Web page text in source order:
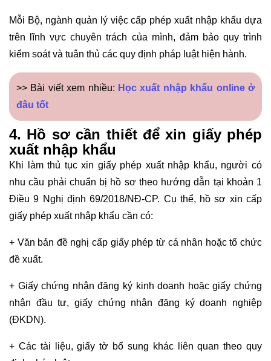
Mỗi Bộ, ngành quản lý việc cấp phép xuất nhập khẩu dựa
trên lĩnh vực chuyên trách của mình, đảm bảo quy trình
kiểm soát và tuân thủ các quy định pháp luật hiện hành.
>> Bài viết xem nhiều: Học xuất nhập khẩu online ở
đâu tốt
4. Hồ sơ cần thiết để xin giấy phép
xuất nhập khẩu
Khi làm thủ tục xin giấy phép xuất nhập khẩu, người có
nhu cầu phải chuẩn bị hồ sơ theo hướng dẫn tại khoản 1
Điều 9 Nghị định 69/2018/NĐ-CP. Cụ thể, hồ sơ xin cấp
giấy phép xuất nhập khẩu cần có:
+ Văn bản đề nghị cấp giấy phép từ cá nhân hoặc tổ chức
đề xuất.
+ Giấy chứng nhận đăng ký kinh doanh hoặc giấy chứng
nhận đầu tư, giấy chứng nhận đăng ký doanh nghiệp
(ĐKDN).
+ Các tài liệu, giấy tờ bổ sung khác liên quan theo quy